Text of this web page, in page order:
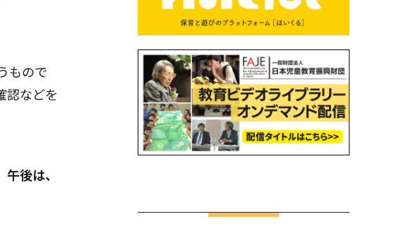
もので
認などを
午後は、